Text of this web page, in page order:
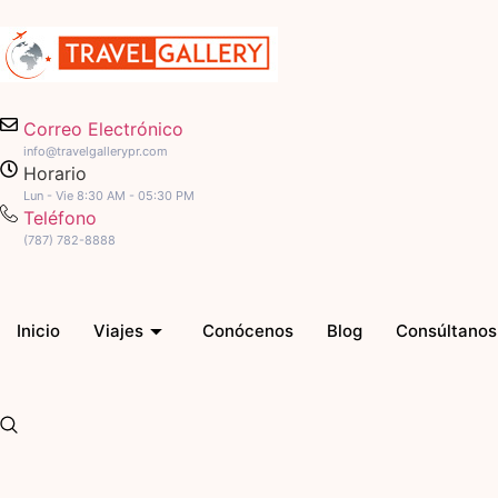
Correo Electrónico
info@travelgallerypr.com
Horario
Lun - Vie 8:30 AM - 05:30 PM
Teléfono
(787) 782-8888
Inicio Viajes Conócenos Blog Consúltanos